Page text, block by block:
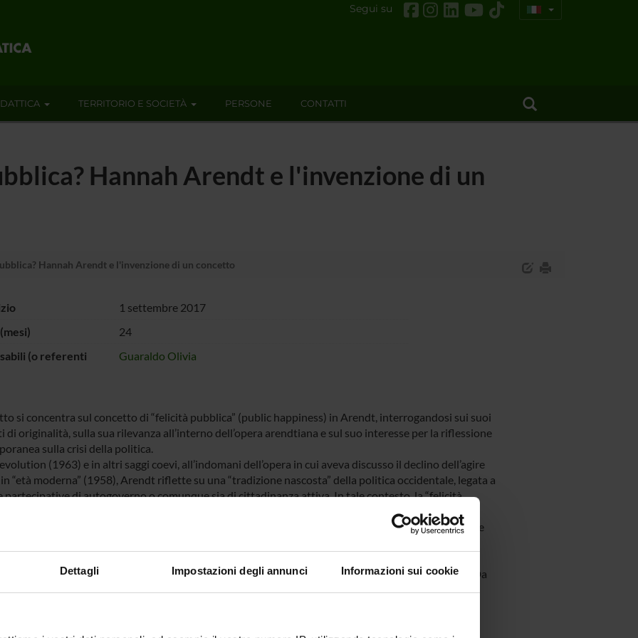
Dettagli Impostazioni degli annunci Informazioni sui cookie
Segui su
TERRITORIO E SOCIETÀ PERSONE CONTATTI
Hannah Arendt e l'invenzione di un
Hannah Arendt e l'invenzione di un concetto
1 settembre 2017
24
(o referenti
Guaraldo Olivia
si concentra sul concetto di “felicità pubblica” (public happiness) in Arendt, interrogandosi sui suoi
di originalità, sulla sua rilevanza all’interno dell’opera arendtiana e sul suo interesse per la riflessione
sulla crisi della politica.
(1963) e in altri saggi coevi, all’indomani dell’opera in cui aveva discusso il declino dell’agire
“età moderna” (1958), Arendt riflette su una “tradizione nascosta” della politica occidentale, legata a
partecipative di autogoverno o comunque sia di cittadinanza attiva. In tale contesto, la “felicità
emerge come un’esperienza soggettiva e intersoggettiva legata all’esercizio della libertà politica.
le critiche rivolte a On Revolution, solitamente riguardanti il giudizio negativo che l’autrice esprime
quindi, in primo luogo, di ricostruire criticamente la riflessione arendtiana di questo tema. Da
terremo conto dei due autori che secondo l’autrice rendono maggiormente comprensibile tale